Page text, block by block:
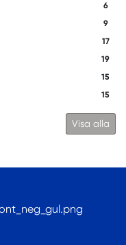
6
9
17
19
15
15
Visa alla